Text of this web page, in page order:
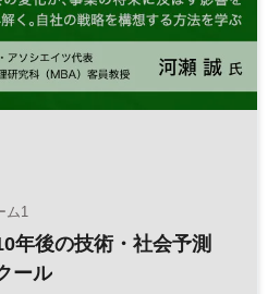
ム1
年後の技術・社会予測
ール